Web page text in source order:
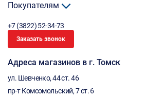
Покупателям
+7 (3822) 52-34-73
Заказать звонок
Адреса магазинов в г. Томск
ул. Шевченко, 44 ст. 46
пр-т Комсомольский, 7 ст. 6